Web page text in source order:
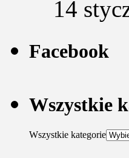
14
Facebook
Wszystkie
Wszystkie kategorie